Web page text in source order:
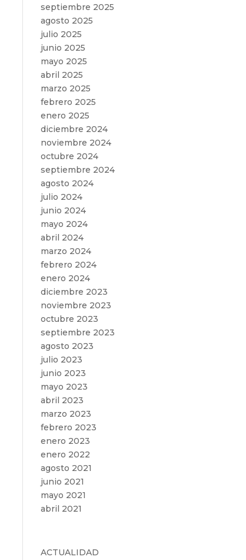
septiembre 2025
agosto 2025
julio 2025
junio 2025
mayo 2025
abril 2025
marzo 2025
febrero 2025
enero 2025
diciembre 2024
noviembre 2024
octubre 2024
septiembre 2024
agosto 2024
julio 2024
junio 2024
mayo 2024
abril 2024
marzo 2024
febrero 2024
enero 2024
diciembre 2023
noviembre 2023
octubre 2023
septiembre 2023
agosto 2023
julio 2023
junio 2023
mayo 2023
abril 2023
marzo 2023
febrero 2023
enero 2023
enero 2022
agosto 2021
junio 2021
mayo 2021
abril 2021
ACTUALIDAD